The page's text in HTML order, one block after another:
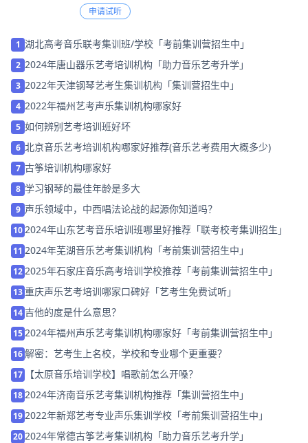
申请试听
1 湖北高考音乐联考集训班/学校「考前集训营招生中」
2 2024年唐山器乐艺考培训机构「助力音乐艺考升学」
3 2022年天津钢琴艺考生集训机构「集训营招生中」
4 2022年福州艺考声乐集训机构哪家好
5 如何辨别艺考培训班好坏
6 北京音乐艺考培训机构哪家好推荐(音乐艺考费用大概多少)
7 古筝培训机构哪家好
8 学习钢琴的最佳年龄是多大
9 声乐领域中，中西唱法论战的起源你知道吗？
10 2024年山东艺考音乐培训班哪里好推荐「联考校考集训招生」
11 2024年芜湖音乐艺考集训机构「考前集训营招生中」
12 2025年石家庄音乐高考培训学校推荐「考前集训营招生中」
13重庆声乐艺考培训哪家口碑好「艺考生免费试听」
14 吉他的度是什么意思？
15 2024年福州声乐艺考集训机构哪家好「考前集训营招生中」
16解密：艺考生上名校，学校和专业哪个更重要？
17 【太原音乐培训学校】唱歌前怎么开嗓？
18 2024年济南音乐艺考集训机构推荐「集训营招生中」
19 2022年新郑艺考专业声乐集训学校「考前集训营招生中」
20 2024年常德古筝艺考集训机构「助力音乐艺考升学」